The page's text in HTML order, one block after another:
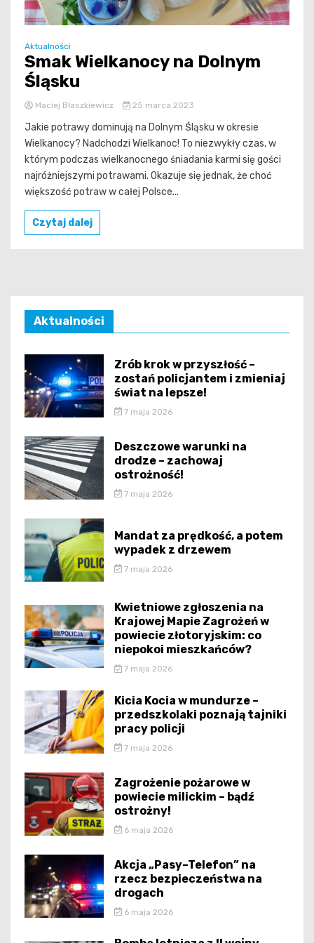
Aktualności
Smak Wielkanocy na Dolnym
Śląsku
Maciej Błaszkiewicz 25 marca 2023
Jakie potrawy dominują na Dolnym Śląsku w okresie
Wielkanocy? Nadchodzi Wielkanoc! To niezwykły czas, w
którym podczas wielkanocnego śniadania karmi się gości
najróżniejszymi potrawami. Okazuje się jednak, że choć
większość potraw w całej Polsce...
Czytaj dalej
Aktualności
Zrób krok w przyszłość –
zostań policjantem i zmieniaj
świat na lepsze!
7 maja 2026
Deszczowe warunki na
drodze – zachowaj
ostrożność!
7 maja 2026
Mandat za prędkość, a potem
wypadek z drzewem
7 maja 2026
Kwietniowe zgłoszenia na
Krajowej Mapie Zagrożeń w
powiecie złotoryjskim: co
niepokoi mieszkańców?
7 maja 2026
Kicia Kocia w mundurze –
przedszkolaki poznają tajniki
pracy policji
7 maja 2026
Zagrożenie pożarowe w
powiecie milickim – bądź
ostrożny!
6 maja 2026
Akcja „Pasy–Telefon” na
rzecz bezpieczeństwa na
drogach
6 maja 2026